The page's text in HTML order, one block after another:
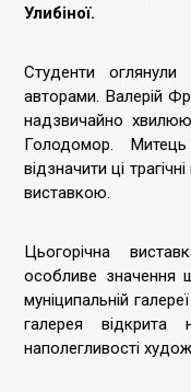
Улибіної.
Студенти
авторами. Валерій
надзвичайно
Голодомор.
відзначити ці
виставкою.
Цьогорічна
особливе значення
муніципальній
галерея відкрита
наполегливості